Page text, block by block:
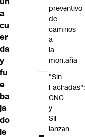
a
cu
er
da
y
fu
e
ba
ja
do
le
preventivo
de
caminos
a
la
montaña
"Sin
Fachadas":
CNC
y
SII
lanzan